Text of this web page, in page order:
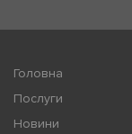
Головна
Послуги
Новини